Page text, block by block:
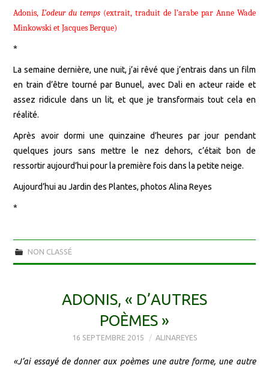
Adonis,L’odeur du temps (extrait, traduit de l’arabe par Anne Wade
Minkowski et Jacques Berque)
*
La semaine dernière, une nuit, j’ai rêvé que j’entrais dans un film
en train d’être tourné par Bunuel, avec Dali en acteur raide et
assez ridicule dans un lit, et que je transformais tout cela en
réalité.
Après avoir dormi une quinzaine d’heures par jour pendant
quelques jours sans mettre le nez dehors, c’était bon de
ressortir aujourd’hui pour la première fois dans la petite neige.
Aujourd’hui au Jardin des Plantes, photos Alina Reyes
*
NON CLASSÉ
ADONIS, « D’AUTRES
POÈMES »
16 SEPTEMBRE 2015 ALINAREYES
«J’ai essayé de donner aux poèmes une autre forme, une autre